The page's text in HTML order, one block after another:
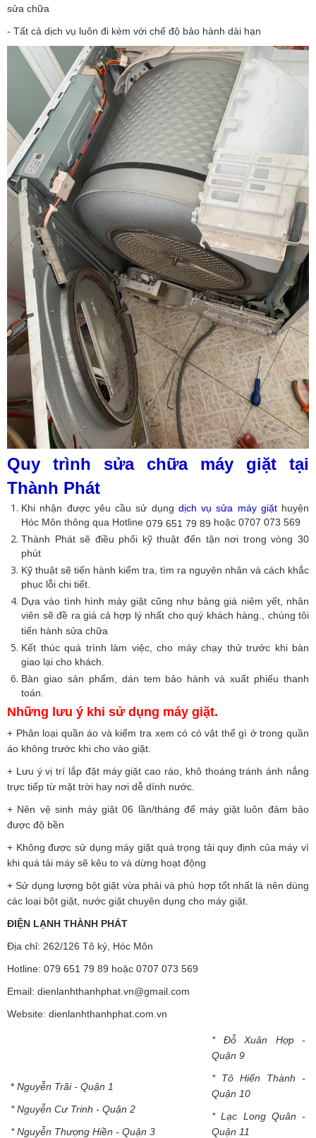
sửa chữa
- Tất cả dịch vụ luôn đi kèm với chế độ bảo hành dài hạn
Quy trình sửa chữa máy giặt tại
Thành Phát
Khi nhận được yêu cầu sử dụng dịch vụ sửa máy giặthuyện
Hóc Môn thông qua Hotline 079 651 79 89 hoặc 0707 073 569
Thành Phát sẽ điều phối kỹ thuật đến tận nơi trong vòng 30
phút
Kỹ thuật sẽ tiến hành kiểm tra, tìm ra nguyên nhân và cách khắc
phục lỗi chi tiết.
Dựa vào tình hình máy giặt cũng như bảng giá niêm yết, nhân
viên sẽ đề ra giá cả hợp lý nhất cho quý khách hàng., chúng tôi
tiến hành sửa chữa
Kết thúc quá trình làm việc, cho máy chạy thử trước khi bàn
giao lại cho khách.
Bàn giao sản phẩm, dán tem bảo hành và xuất phiếu thanh
toán.
Những lưu ý khi sử dụng máy giặt.
+ Phân loại quần áo và kiểm tra xem có có vật thể gì ở trong quần
áo không trước khi cho vào giặt.
+ Lưu ý vị trí lắp đặt máy giặt cao ráo, khô thoáng tránh ánh nắng
trực tiếp từ mặt trời hay nơi dễ dính nước.
+ Nên vệ sinh máy giặt 06 lần/tháng để máy giặt luôn đảm bảo
được độ bền
+ Không được sử dụng máy giặt quá trọng tải quy định của máy vì
khi quá tải máy sẽ kêu to và dừng hoạt động
+ Sử dụng lượng bột giặt vừa phải và phù hợp tốt nhất là nên dùng
các loại bột giặt, nước giặt chuyên dụng cho máy giặt.
ĐIỆN LẠNH THÀNH PHÁT
Địa chỉ: 262/126 Tô ký, Hóc Môn
Hotline: 079 651 79 89 hoặc 0707 073 569
Email: dienlanhthanhphat.vn@gmail.com
Website: dienlanhthanhphat.com.vn
* Nguyễn Trãi - Quận 1
* Nguyễn Cư Trinh - Quận 2
* Nguyễn Thượng Hiền - Quận 3
* Đỗ Xuân Hợp -
Quận 9
* Tô Hiến Thành -
Quận 10
* Lạc Long Quân -
Quận 11